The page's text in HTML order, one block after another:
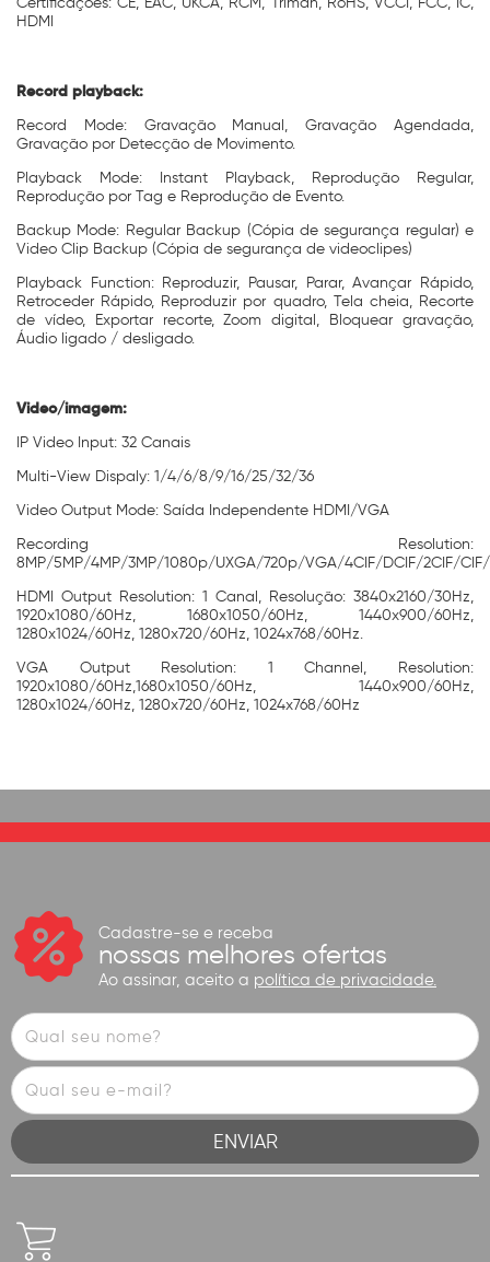
HDMI
Record playback:
Record Mode: Gravação Manual, Gravação Agendada,
Gravação por Detecção de Movimento.
Playback Mode: Instant Playback, Reprodução Regular,
Reprodução por Tag e Reprodução de Evento.
Backup Mode: Regular Backup (Cópia de segurança regular) e
Video Clip Backup (Cópia de segurança de videoclipes)
Playback Function: Reproduzir, Pausar, Parar, Avançar Rápido,
Retroceder Rápido, Reproduzir por quadro, Tela cheia, Recorte
de vídeo, Exportar recorte, Zoom digital, Bloquear gravação,
Áudio ligado / desligado.
Video/imagem:
IP Video Input: 32 Canais
Multi-View Dispaly: 1/4/6/8/9/16/25/32/36
Video Output Mode: Saída Independente HDMI/VGA
Recording Resolution:
8MP/5MP/4MP/3MP/1080p/UXGA/720p/VGA/4CIF/DCIF/2CIF/CIF/
HDMI Output Resolution: 1 Canal, Resolução: 3840x2160/30Hz,
1920x1080/60Hz, 1680x1050/60Hz, 1440x900/60Hz,
1280x1024/60Hz, 1280x720/60Hz, 1024x768/60Hz.
VGA Output Resolution: 1 Channel, Resolution:
1920x1080/60Hz,1680x1050/60Hz, 1440x900/60Hz,
1280x1024/60Hz, 1280x720/60Hz, 1024x768/60Hz
Cadastre-se e receba
nossas melhores ofertas
Ao assinar, aceito a política de privacidade.